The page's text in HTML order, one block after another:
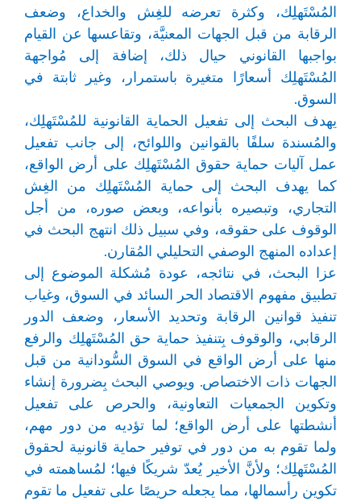
المُسْتَهلِك، وكثرة تعرضه للغِش والخداع، وضعف
الرقابة من قبل الجهات المعنيَّة، وتقاعسها عن القيام
بواجبها القانوني حيال ذلك، إضافة إلى مُواجهة
المُسْتَهلِك أسعارًا متغيرة باستمرار، وغير ثابتة في
السوق.
يهدف البحث إلى تفعيل الحماية القانونية للمُسْتَهلِك،
والمُسندة سلفًا بالقوانين واللوائح، إلى جانب تفعيل
عمل آليات حماية حقوق المُسْتَهلِك على أرض الواقع،
كما يهدف البحث إلى حماية المُسْتَهلِك من الغِش
التجاري، وتبصيره بأنواعه، وبعض صوره، من أجل
الوقوف على حقوقه، وفي سبيل ذلك انتهج البحث في
إعداده المنهج الوصفي التحليلي المُقارن.
عزا البحث، في نتائجه، عودة مُشكلة الموضوع إلى
تطبيق مفهوم الاقتصاد الحر السائد في السوق، وغياب
تنفيذ قوانين الرقابة وتحديد الأسعار، وضعف الدور
الرقابي، والوقوف بِتنفيذ حماية حق المُسْتَهلِك والرفع
منها على أرض الواقع في السوق السُّودانية من قبل
الجهات ذات الاختصاص. ويوصي البحث بِضرورة إنشاء
وتكوين الجمعيات التعاونية، والحرص على تفعيل
أنشطتها على أرض الواقع؛ لما تؤديه من دور مهم،
ولما تقوم به من دور في توفير حماية قانونية لحقوق
المُسْتَهلِك؛ ولأنَّ الأخير يُعدّ شريكًا فيها؛ لمُساهمته في
تكوين رأسمالها، مما يجعله حريصًا على تفعيل ما تقوم